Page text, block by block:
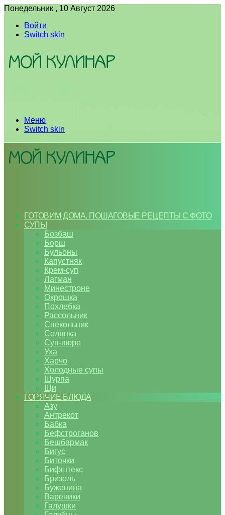
Понедельник , 10 Август 2026
Войти
Switch skin
Меню
Switch skin
ГОТОВИМ ДОМА. ПОШАГОВЫЕ РЕЦЕПТЫ С ФОТО
СУПЫ
Бозбаш
Борщ
Бульоны
Капустняк
Крем-суп
Лагман
Минестроне
Окрошка
Похлебка
Рассольник
Свекольник
Солянка
Суп-пюре
Уха
Харчо
Холодные супы
Шурпа
Щи
ГОРЯЧИЕ БЛЮДА
Азу
Антрекот
Бабка
Бефстроганов
Бешбармак
Бигус
Биточки
Бифштекс
Бризоль
Буженина
Вареники
Галушки